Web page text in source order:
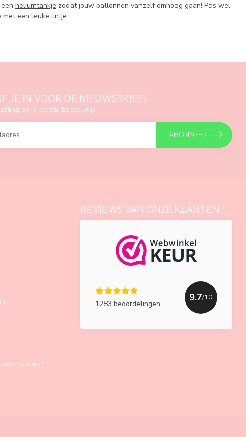
heliumtankje zodat jouw ballonnen vanzelf omhoog gaan! Pas wel
met een leuke lintje.
JE IN VOOR DE NIEUWSBRIEF!
op je eerste bestelling!
ABONNEER
maken /
REVIEWS VAN ONZE KLANTEN
1283 beoordelingen
9.7/10